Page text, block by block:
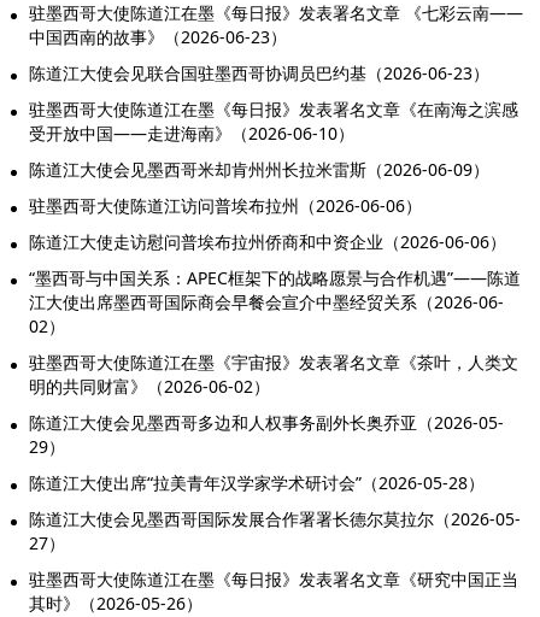
驻墨西哥大使陈道江在墨《每日报》发表署名文章 《七彩云南——
中国西南的故事》（2026-06-23）
陈道江大使会见联合国驻墨西哥协调员巴约基（2026-06-23）
驻墨西哥大使陈道江在墨《每日报》发表署名文章《在南海之滨感
受开放中国——走进海南》（2026-06-10）
陈道江大使会见墨西哥米却肯州州长拉米雷斯（2026-06-09）
驻墨西哥大使陈道江访问普埃布拉州（2026-06-06）
陈道江大使走访慰问普埃布拉州侨商和中资企业（2026-06-06）
“墨西哥与中国关系：APEC框架下的战略愿景与合作机遇”——陈道
江大使出席墨西哥国际商会早餐会宣介中墨经贸关系（2026-06-
02）
驻墨西哥大使陈道江在墨《宇宙报》发表署名文章《茶叶，人类文
明的共同财富》（2026-06-02）
陈道江大使会见墨西哥多边和人权事务副外长奥乔亚（2026-05-
29）
陈道江大使出席“拉美青年汉学家学术研讨会”（2026-05-28）
陈道江大使会见墨西哥国际发展合作署署长德尔莫拉尔（2026-05-
27）
驻墨西哥大使陈道江在墨《每日报》发表署名文章《研究中国正当
其时》（2026-05-26）